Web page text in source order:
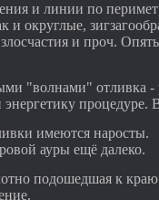
и линии по
округлые,
и проч.
"волнами" отливка -
энергетику
имеются наросты.
ауры ещё далеко.
подошедшая к